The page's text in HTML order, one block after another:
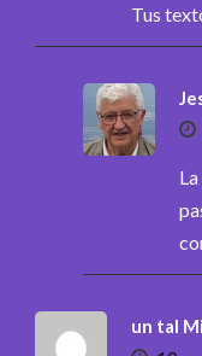
Tus
un tal